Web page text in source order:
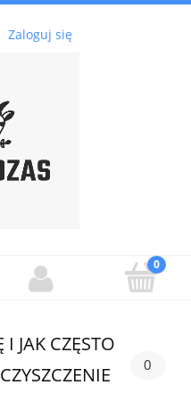
Zaloguj się
I JAK CZĘSTO
0